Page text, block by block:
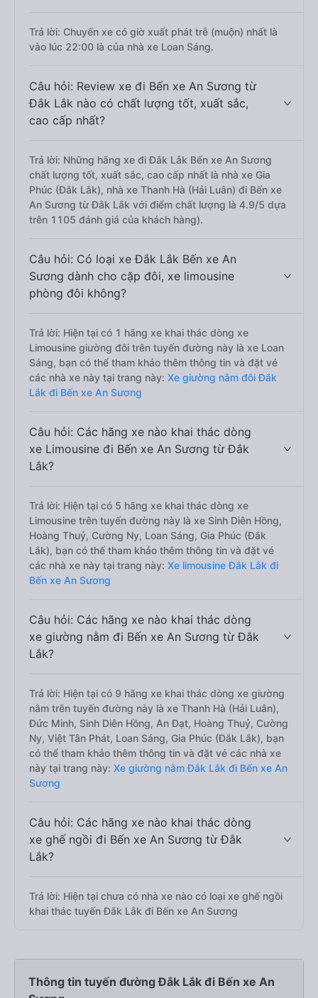
Trả lời: Chuyến xe có giờ xuất phát trễ (muộn) nhất là
vào lúc 22:00 là của nhà xe Loan Sáng.
Câu hỏi: Review xe đi Bến xe An Sương từ
Đắk Lắk nào có chất lượng tốt, xuất sắc,
cao cấp nhất?
Trả lời: Những hãng xe đi Đắk Lắk Bến xe An Sương
chất lượng tốt, xuất sắc, cao cấp nhất là nhà xe Gia
Phúc (Đắk Lắk), nhà xe Thanh Hà (Hải Luân) đi Bến xe
An Sương từ Đắk Lắk với điểm chất lượng là 4.9/5 dựa
trên 1105 đánh giá của khách hàng).
Câu hỏi: Có loại xe Đắk Lắk Bến xe An
Sương dành cho cặp đôi, xe limousine
phòng đôi không?
Trả lời: Hiện tại có 1 hãng xe khai thác dòng xe
Limousine giường đôi trên tuyến đường này là xe Loan
Sáng, bạn có thể tham khảo thêm thông tin và đặt vé
các nhà xe này tại trang này: Xe giường nằm đôi Đắk
Lắk đi Bến xe An Sương
Câu hỏi: Các hãng xe nào khai thác dòng
xe Limousine đi Bến xe An Sương từ Đắk
Lắk?
Trả lời: Hiện tại có 5 hãng xe khai thác dòng xe
Limousine trên tuyến đường này là xe Sinh Diên Hồng,
Hoàng Thuỷ, Cường Ny, Loan Sáng, Gia Phúc (Đắk
Lắk), bạn có thể tham khảo thêm thông tin và đặt vé
các nhà xe này tại trang này: Xe limousine Đắk Lắk đi
Bến xe An Sương
Câu hỏi: Các hãng xe nào khai thác dòng
xe giường nằm đi Bến xe An Sương từ Đắk
Lắk?
Trả lời: Hiện tại có 9 hãng xe khai thác dòng xe giường
nằm trên tuyến đường này là xe Thanh Hà (Hải Luân),
Đức Minh, Sinh Diên Hồng, An Đạt, Hoàng Thuỷ, Cường
Ny, Việt Tân Phát, Loan Sáng, Gia Phúc (Đắk Lắk), bạn
có thể tham khảo thêm thông tin và đặt vé các nhà xe
này tại trang này: Xe giường nằm Đắk Lắk đi Bến xe An
Sương
Câu hỏi: Các hãng xe nào khai thác dòng
xe ghế ngồi đi Bến xe An Sương từ Đắk
Lắk?
Trả lời: Hiện tại chưa có nhà xe nào có loại xe ghế ngồi
khai thác tuyến Đắk Lắk đi Bến xe An Sương
Thông tin tuyến đường Đắk Lắk đi Bến xe An